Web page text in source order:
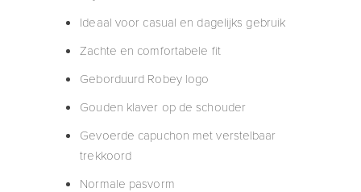
Ideaal voor casual en dagelijks gebruik
Zachte en comfortabele fit
Geborduurd Robey logo
Gouden klaver op de schouder
Gevoerde capuchon met verstelbaar
trekkoord
Normale pasvorm